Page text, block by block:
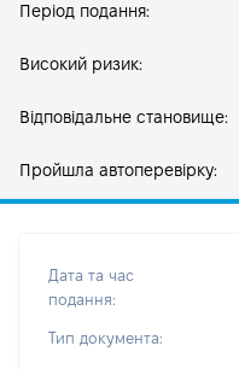
Період подання:
Високий ризик:
Відповідальне становище:
Пройшла автоперевірку:
Дата та час
подання:
Тип документа: